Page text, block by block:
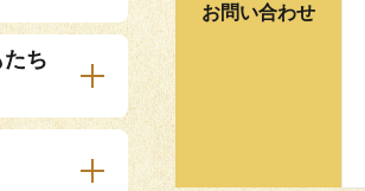
ち
お問い合わせ